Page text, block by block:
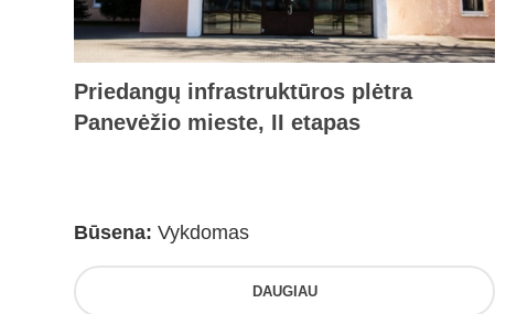
Priedangų infrastruktūros plėtra
Panevėžio mieste, II etapas
Būsena: Vykdomas
DAUGIAU